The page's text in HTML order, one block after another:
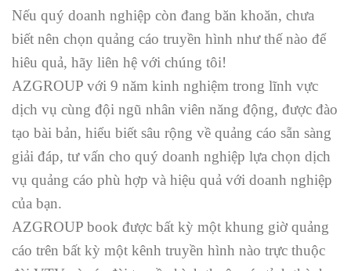
Nếu quý doanh nghiệp còn đang băn khoăn, chưa
biết nên chọn quảng cáo truyền hình như thế nào để
hiêu quả, hãy liên hệ với chúng tôi!
AZGROUP với 9 năm kinh nghiệm trong lĩnh vực
dịch vụ cùng đội ngũ nhân viên năng động, được đào
tạo bài bản, hiểu biết sâu rộng về quảng cáo sẵn sàng
giải đáp, tư vấn cho quý doanh nghiệp lựa chọn dịch
vụ quảng cáo phù hợp và hiệu quả với doanh nghiệp
của bạn.
AZGROUP book được bất kỳ một khung giờ quảng
cáo trên bất kỳ một kênh truyền hình nào trực thuộc